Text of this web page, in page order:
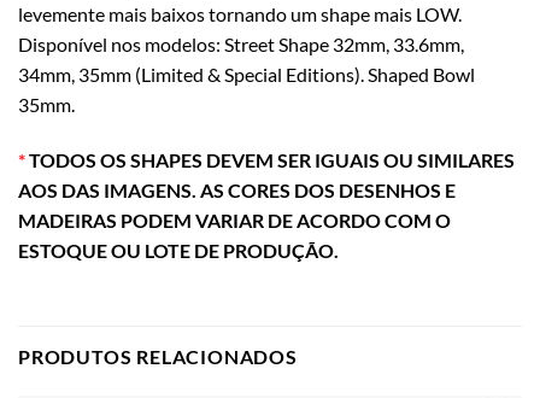
levemente mais baixos tornando um shape mais LOW.
Disponível nos modelos: Street Shape 32mm, 33.6mm,
34mm, 35mm (Limited & Special Editions). Shaped Bowl
35mm.
*TODOS OS SHAPES DEVEM SER IGUAIS OU SIMILARES
AOS DAS IMAGENS. AS CORES DOS DESENHOS E
MADEIRAS PODEM VARIAR DE ACORDO COM O
ESTOQUE OU LOTE DE PRODUÇÃO.
PRODUTOS RELACIONADOS